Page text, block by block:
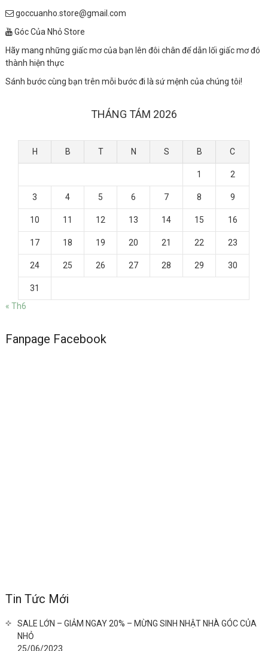
goccuanho.store@gmail.com
Góc Của Nhỏ Store
Hãy mang những giấc mơ của bạn lên đôi chân để dẫn lối giấc mơ đó
thành hiện thực
Sánh bước cùng bạn trên mỗi bước đi là sứ mệnh của chúng tôi!
THÁNG TÁM 2026
H B T N S B C
1 2
3 4 5 6 7 8 9
10 11 12 13 14 15 16
17 18 19 20 21 22 23
24 25 26 27 28 29 30
31
« Th6
Fanpage Facebook
Tin Tức Mới
SALE LỚN – GIẢM NGAY 20% – MỪNG SINH NHẬT NHÀ GÓC CỦA
NHỎ
25/06/2023